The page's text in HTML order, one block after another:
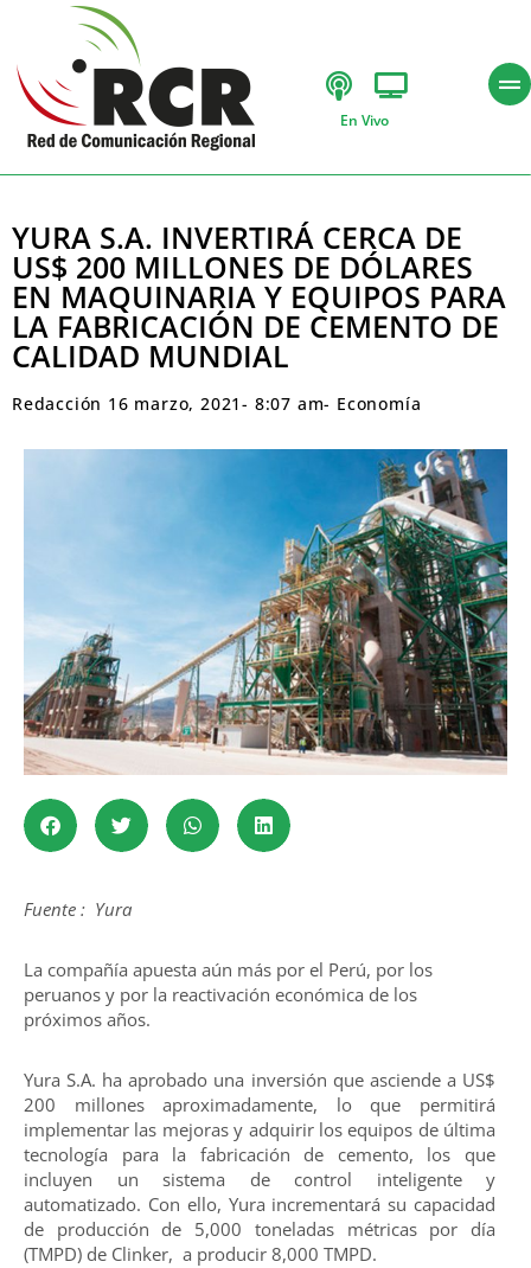
En Vivo
YURA S.A. INVERTIRÁ CERCA DE
US$ 200 MILLONES DE DÓLARES
EN MAQUINARIA Y EQUIPOS PARA
LA FABRICACIÓN DE CEMENTO DE
CALIDAD MUNDIAL
Redacción 16 marzo, 2021- 8:07 am- Economía
Fuente : Yura
La compañía apuesta aún más por el Perú, por los
peruanos y por la reactivación económica de los
próximos años.
Yura S.A. ha aprobado una inversión que asciende a US$
200 millones aproximadamente, lo que permitirá
implementar las mejoras y adquirir los equipos de última
tecnología para la fabricación de cemento, los que
incluyen un sistema de control inteligente y
automatizado. Con ello, Yura incrementará su capacidad
de producción de 5,000 toneladas métricas por día
(TMPD) de Clinker, a producir 8,000 TMPD.